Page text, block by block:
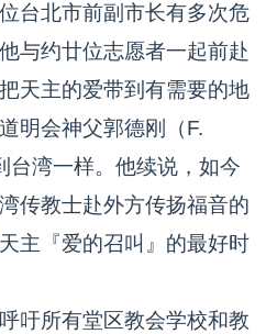
台北市前副市长有多次危
与约廿位志愿者一起前赴
天主的爱带到有需要的地
明会神父郭德刚（F.
台湾一样。他续说，如今
传教士赴外方传扬福音的
主『爱的召叫』的最好时
所有堂区教会学校和教